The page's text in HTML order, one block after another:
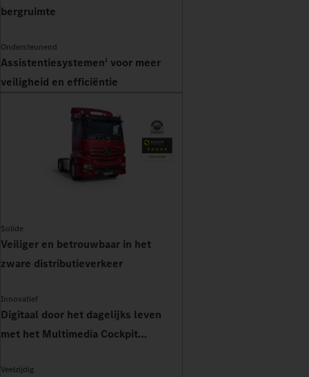
bergruimte
Ondersteunend
Assistentiesystemen1 voor meer
veiligheid en efficiëntie
Solide
Veiliger en betrouwbaar in het
zware distributieverkeer
Innovatief
Digitaal door het dagelijks leven
met het Multimedia Cockpit
Veelzijdig